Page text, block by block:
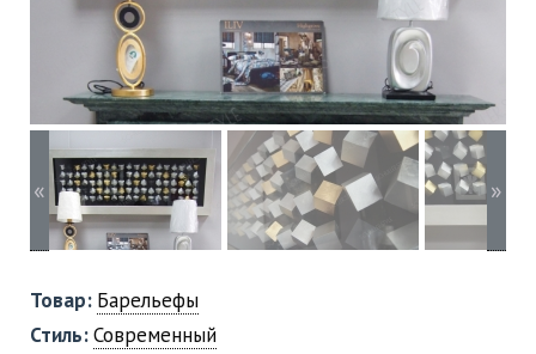
« »
Товар: Барельефы
Стиль:Современный